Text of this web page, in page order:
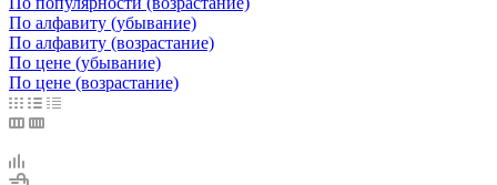
По алфавиту (убывание)
По алфавиту (возрастание)
По цене (убывание)
По цене (возрастание)